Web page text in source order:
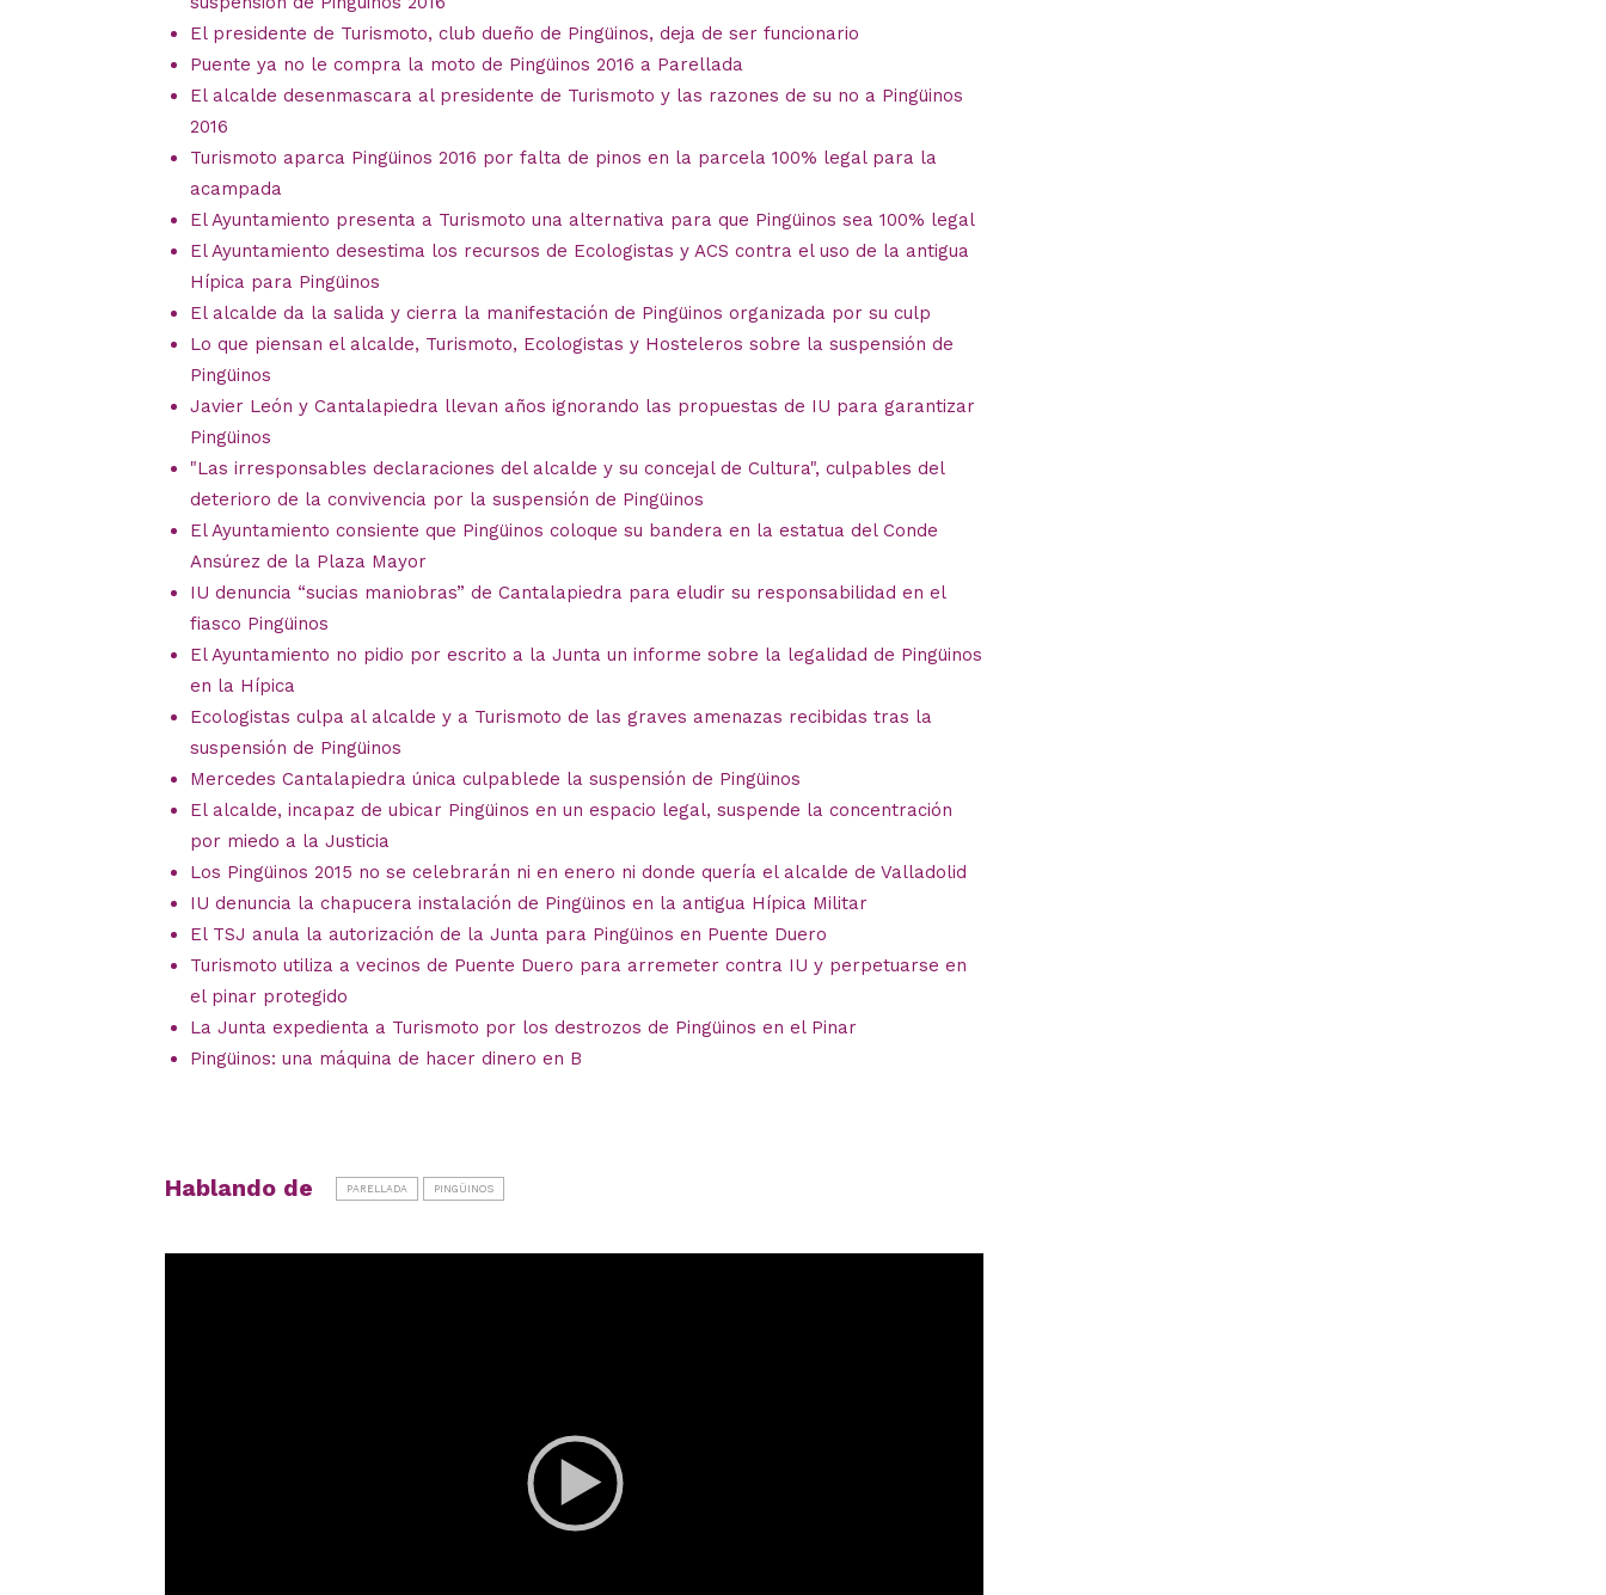
El presidente de Turismoto, club dueño de Pingüinos, deja de ser funcionario
Puente ya no le compra la moto de Pingüinos 2016 a Parellada
El alcalde desenmascara al presidente de Turismoto y las razones de su no a Pingüinos
2016
Turismoto aparca Pingüinos 2016 por falta de pinos en la parcela 100% legal para la
acampada
El Ayuntamiento presenta a Turismoto una alternativa para que Pingüinos sea 100% legal
El Ayuntamiento desestima los recursos de Ecologistas y ACS contra el uso de la antigua
Hípica para Pingüinos
El alcalde da la salida y cierra la manifestación de Pingüinos organizada por su culp
Lo que piensan el alcalde, Turismoto, Ecologistas y Hosteleros sobre la suspensión de
Pingüinos
Javier León y Cantalapiedra llevan años ignorando las propuestas de IU para garantizar
Pingüinos
"Las irresponsables declaraciones del alcalde y su concejal de Cultura", culpables del
deterioro de la convivencia por la suspensión de Pingüinos
El Ayuntamiento consiente que Pingüinos coloque su bandera en la estatua del Conde
Ansúrez de la Plaza Mayor
IU denuncia “sucias maniobras” de Cantalapiedra para eludir su responsabilidad en el
fiasco Pingüinos
El Ayuntamiento no pidio por escrito a la Junta un informe sobre la legalidad de Pingüinos
en la Hípica
Ecologistas culpa al alcalde y a Turismoto de las graves amenazas recibidas tras la
suspensión de Pingüinos
Mercedes Cantalapiedra única culpablede la suspensión de Pingüinos
El alcalde, incapaz de ubicar Pingüinos en un espacio legal, suspende la concentración
por miedo a la Justicia
Los Pingüinos 2015 no se celebrarán ni en enero ni donde quería el alcalde de Valladolid
IU denuncia la chapucera instalación de Pingüinos en la antigua Hípica Militar
El TSJ anula la autorización de la Junta para Pingüinos en Puente Duero
Turismoto utiliza a vecinos de Puente Duero para arremeter contra IU y perpetuarse en
el pinar protegido
La Junta expedienta a Turismoto por los destrozos de Pingüinos en el Pinar
Pingüinos: una máquina de hacer dinero en B
Hablando de PARELLADA PINGÜINOS